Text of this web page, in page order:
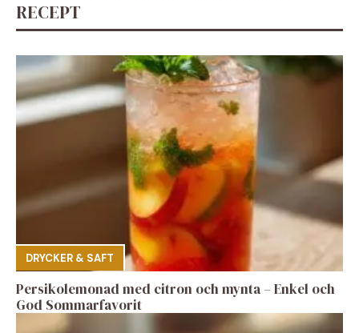
RECEPT
DRYCKER & SAFT
Persikolemonad med citron och mynta – Enkel och
God Sommarfavorit